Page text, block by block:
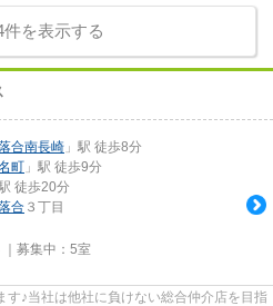
件を表示する
合南長崎 」駅 徒歩8分
町 」駅 徒歩9分
徒歩20分
合 ３丁目
募集中： 5室
す♪当社は他社に負けない総合仲介店を目指